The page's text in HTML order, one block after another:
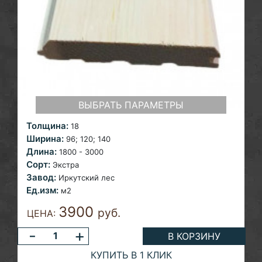
ВЫБРАТЬ ПАРАМЕТРЫ
Толщина: 18
Ширина: 96; 120; 140
Длина: 1800 - 3000
Сорт: Экстра
Завод: Иркутский лес
Ед.изм: м2
ЦЕНА: 3900 руб.
- +
В КОРЗИНУ
КУПИТЬ В 1 КЛИК